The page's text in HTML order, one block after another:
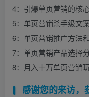
4：引爆单页营销的核
5：单页营销杀手级文
6：单页营销推广方法
7：单页营销产品选择
8：月入十万单页营销
感谢您的来访，